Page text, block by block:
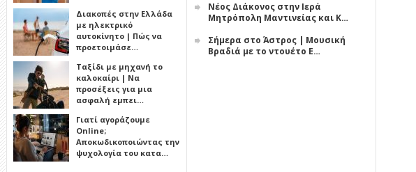
Διακοπές στην Ελλάδα
με ηλεκτρικό
αυτοκίνητο | Πώς να
προετοιμάσε…
Ταξίδι με μηχανή το
καλοκαίρι | Να
προσέξεις για μια
ασφαλή εμπει…
Γιατί αγοράζουμε
Online;
Αποκωδικοποιώντας την
ψυχολογία του κατα…
Νέος Διάκονος στην Ιερά
Μητρόπολη Μαντινείας και Κ…
Σήμερα στο Άστρος | Μουσική
Βραδιά με το ντουέτο Ε…